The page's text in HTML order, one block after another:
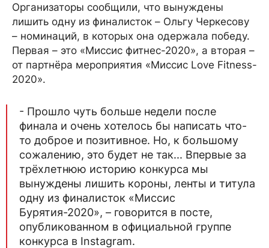
Организаторы сообщили, что вынуждены
лишить одну из финалисток – Ольгу Черкесову
– номинаций, в которых она одержала победу.
Первая – это «Миссис фитнес-2020», а вторая –
от партнёра мероприятия «Миссис Love Fitness-
2020».
- Прошло чуть больше недели после
финала и очень хотелось бы написать что-
то доброе и позитивное. Но, к большому
сожалению, это будет не так... Впервые за
трёхлетнюю историю конкурса мы
вынуждены лишить короны, ленты и титула
одну из финалисток «Миссис
Бурятия-2020», – говорится в посте,
опубликованном в официальной группе
конкурса в Instagram.